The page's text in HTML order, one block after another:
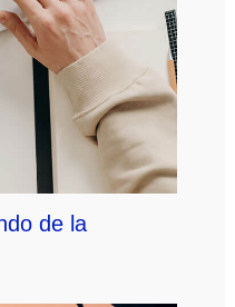
de la